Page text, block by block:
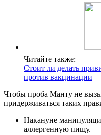
Читайте также:
Стоит ли делать
против вакцинации
Чтобы проба Манту не
придерживаться таких
Накануне
аллергенную пищу.